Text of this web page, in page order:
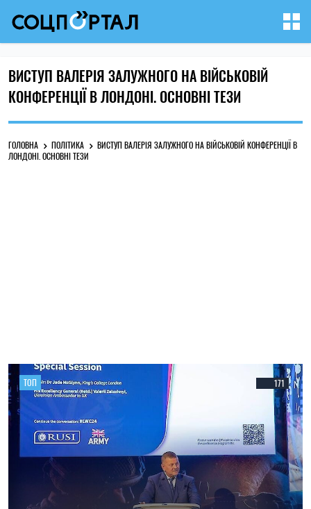
ВИСТУП ВАЛЕРІЯ ЗАЛУЖНОГО НА ВІЙСЬКОВІЙ
КОНФЕРЕНЦІЇ В ЛОНДОНІ. ОСНОВНІ ТЕЗИ
ГОЛОВНА ПОЛІТИКА
ВИСТУП ВАЛЕРІЯ ЗАЛУЖНОГО НА ВІЙСЬКОВІЙ КОНФЕРЕНЦІЇ В
ЛОНДОНІ. ОСНОВНІ ТЕЗИ
171
ТОП